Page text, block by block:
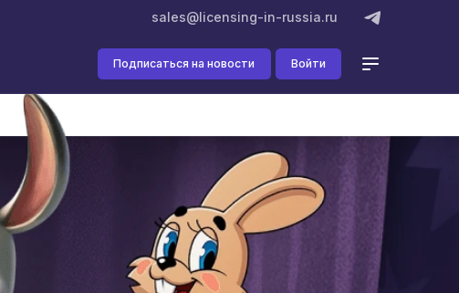
sales@licensing-in-russia.ru
Подписаться на новости Войти